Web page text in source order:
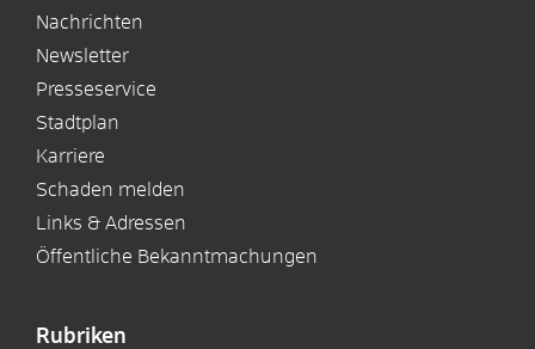
Nachrichten
Newsletter
Presseservice
Stadtplan
Karriere
Schaden melden
Links & Adressen
Öffentliche Bekanntmachungen
Rubriken